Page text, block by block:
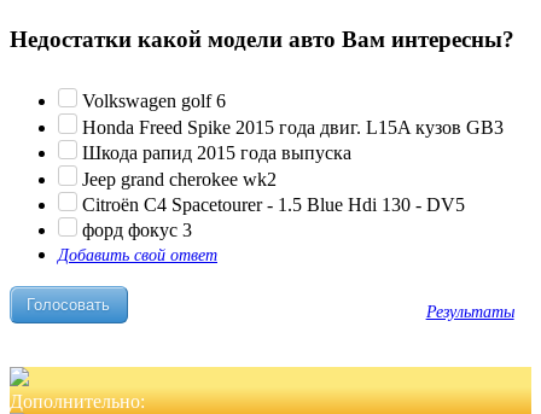
Недостатки какой модели авто Вам интересны?
Volkswagen golf 6
Honda Freed Spike 2015 года двиг. L15A кузов GB3
Шкода рапид 2015 года выпуска
Jeep grand cherokee wk2
Citroën C4 Spacetourer - 1.5 Blue Hdi 130 - DV5
форд фокус 3
Добавить свой ответ
Результаты
Дополнительно: